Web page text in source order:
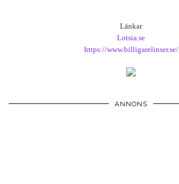
Länkar
Lotsia.se
https://www.billigarelinser.se/
ANNONS